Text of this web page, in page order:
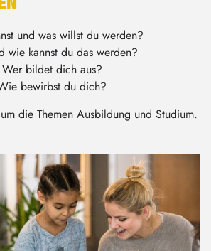
und was willst du werden?
wie kannst du das werden?
Wer bildet dich aus?
bewirbst du dich?
die Themen Ausbildung und Studium.